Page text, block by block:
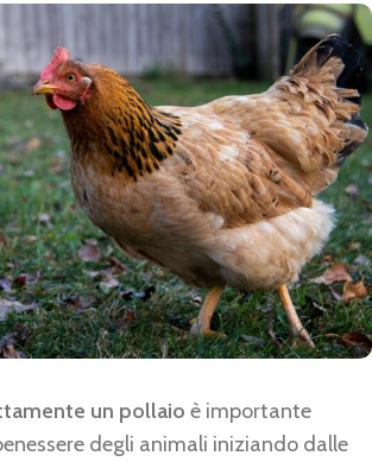
un pollaio è importante
degli animali iniziando dalle